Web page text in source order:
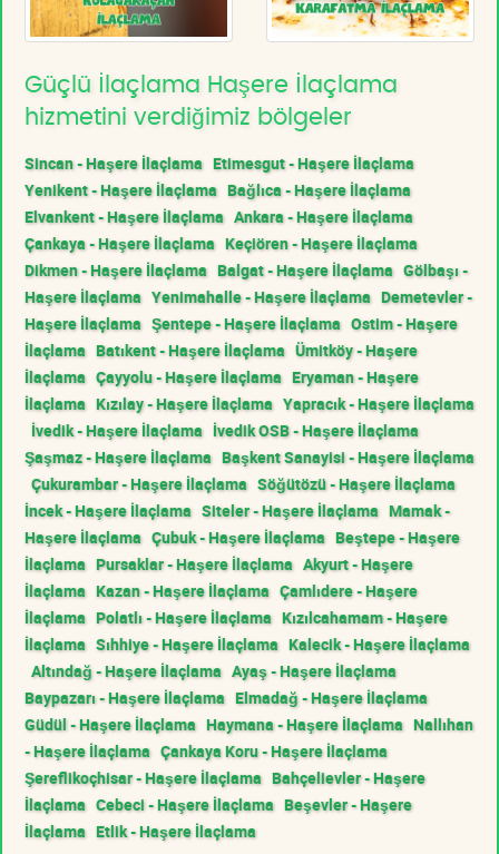
Güçlü İlaçlama Haşere İlaçlama
hizmetini verdiğimiz bölgeler
Sincan - Haşere İlaçlama Etimesgut - Haşere İlaçlama
Yenikent - Haşere İlaçlama Bağlıca - Haşere İlaçlama
Elvankent - Haşere İlaçlama Ankara - Haşere İlaçlama
Çankaya - Haşere İlaçlama Keçiören - Haşere İlaçlama
Dikmen - Haşere İlaçlama Balgat - Haşere İlaçlama Gölbaşı -
Haşere İlaçlama Yenimahalle - Haşere İlaçlama Demetevler -
Haşere İlaçlama Şentepe - Haşere İlaçlama Ostim - Haşere
İlaçlama Batıkent - Haşere İlaçlama Ümitköy - Haşere
İlaçlama Çayyolu - Haşere İlaçlama Eryaman - Haşere
İlaçlama Kızılay - Haşere İlaçlama Yapracık - Haşere İlaçlama
İvedik - Haşere İlaçlama İvedik OSB - Haşere İlaçlama
Şaşmaz - Haşere İlaçlama Başkent Sanayisi - Haşere İlaçlama
Çukurambar - Haşere İlaçlama Söğütözü - Haşere İlaçlama
İncek - Haşere İlaçlama Siteler - Haşere İlaçlama Mamak -
Haşere İlaçlama Çubuk - Haşere İlaçlama Beştepe - Haşere
İlaçlama Pursaklar - Haşere İlaçlama Akyurt - Haşere
İlaçlama Kazan - Haşere İlaçlama Çamlıdere - Haşere
İlaçlama Polatlı - Haşere İlaçlama Kızılcahamam - Haşere
İlaçlama Sıhhiye - Haşere İlaçlama Kalecik - Haşere İlaçlama
Altındağ - Haşere İlaçlama Ayaş - Haşere İlaçlama
Baypazarı - Haşere İlaçlama Elmadağ - Haşere İlaçlama
Güdül - Haşere İlaçlama Haymana - Haşere İlaçlama Nallıhan
- Haşere İlaçlama Çankaya Koru - Haşere İlaçlama
Şereflikoçhisar - Haşere İlaçlama Bahçelievler - Haşere
İlaçlama Cebeci - Haşere İlaçlama Beşevler - Haşere
İlaçlama Etlik - Haşere İlaçlama